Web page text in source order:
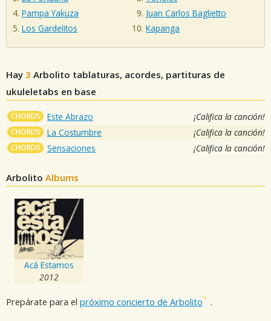
Pampa Yakuza
Los Gardelitos
Juan Carlos Baglietto
Kapanga
Hay 3 Arbolito tablaturas, acordes, partituras de
ukuleletabs en base
CHORDS Este Abrazo ¡Califica la canción!
CHORDS La Costumbre ¡Califica la canción!
CHORDS Sensaciones ¡Califica la canción!
Arbolito Albums
Acá Estamos
2012
Prepárate para el próximo concierto de Arbolito .